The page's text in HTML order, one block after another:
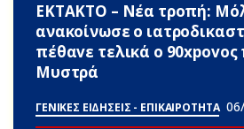
ΕΚΤΑΚΤΟ – Νέα τροπή:
ανακοίνωσε ο
πέθαvε τελικά ο
Μυστρά
ΓΕΝΙΚΕΣ ΕΙΔΗΣΕΙΣ - ΕΠΙΚΑΙΡΟΤΗΤΑ